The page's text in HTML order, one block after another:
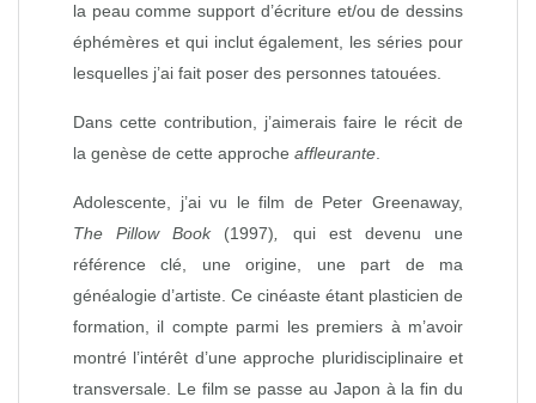
la peau comme support d’écriture et/ou de dessins
éphémères et qui inclut également, les séries pour
lesquelles j’ai fait poser des personnes tatouées.
Dans cette contribution, j’aimerais faire le récit de
la genèse de cette approche affleurante
Adolescente, j’ai vu le film de Peter Greenaway,
The Pillow Book (1997)
qui est devenu une
référence clé, une origine, une part de ma
généalogie d’artiste. Ce cinéaste étant plasticien de
formation, il compte parmi les premiers à m’avoir
montré l’intérêt d’une approche pluridisciplinaire et
transversale. Le film se passe au Japon à la fin du